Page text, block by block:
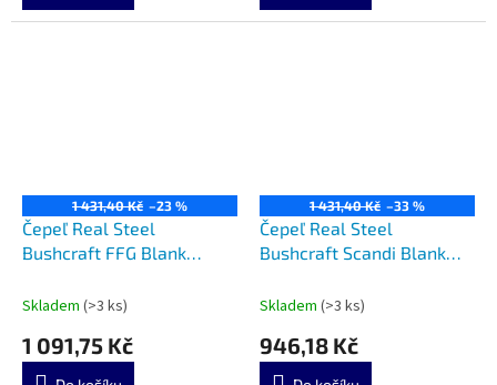
1 431,40 Kč –23 %
Čepeľ Real Steel
Bushcraft FFG Blank
Skladem (>3 ks)
1 091,75 Kč
1 431,40 Kč –33 %
Čepeľ Real Steel
Bushcraft Scandi Blank
Skladem (>3 ks)
946,18 Kč